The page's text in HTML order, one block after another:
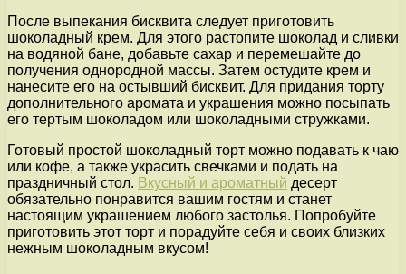
После выпекания бисквита следует приготовить
шоколадный крем. Для этого растопите шоколад и сливки
на водяной бане, добавьте сахар и перемешайте до
получения однородной массы. Затем остудите крем и
нанесите его на остывший бисквит. Для придания торту
дополнительного аромата и украшения можно посыпать
его тертым шоколадом или шоколадными стружками.
Готовый простой шоколадный торт можно подавать к чаю
или кофе, а также украсить свечками и подать на
праздничный стол. Вкусный и ароматный десерт
обязательно понравится вашим гостям и станет
настоящим украшением любого застолья. Попробуйте
приготовить этот торт и порадуйте себя и своих близких
нежным шоколадным вкусом!